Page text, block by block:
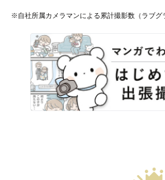
※自社所属カメラマンによる累計撮影数（ラブグ